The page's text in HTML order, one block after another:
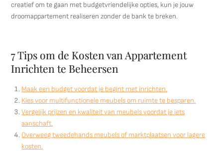
creatief om te gaan met budgetvriendelijke opties, kun je jouw
droomappartement realiseren zonder de bank te breken.
7 Tips om de Kosten van Appartement
Inrichten te Beheersen
Maak een budget voordat je begint met inrichten.
Kies voor multifunctionele meubels om ruimte te besparen.
Vergelijk prijzen en kwaliteit van meubels voordat je iets
aanschaft.
Overweeg tweedehands meubels of marktplaatsen voor lagere
kosten.